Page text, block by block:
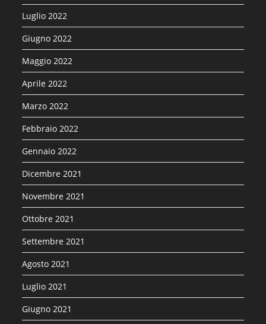
Luglio 2022
Giugno 2022
Maggio 2022
Aprile 2022
Marzo 2022
Febbraio 2022
Gennaio 2022
Dicembre 2021
Novembre 2021
Ottobre 2021
Settembre 2021
Agosto 2021
Luglio 2021
Giugno 2021